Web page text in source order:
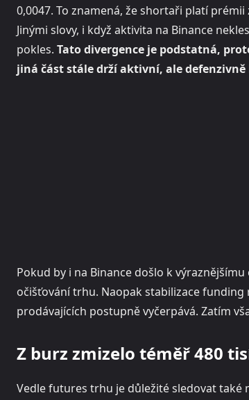
0,0047. To znamená, že shortaři platí
Jinými slovy, i když aktivita na Binance
pokles. Tato divergence je podstatná,
jiná část stále drží aktivní, ale defenzivně
Pokud by i na Binance došlo k
očišťování trhu. Naopak stabilizace
prodávajících postupně vyčerpává. Zatím
Z burz zmizelo téměř 480
Vedle futures trhu je důležité sledovat také